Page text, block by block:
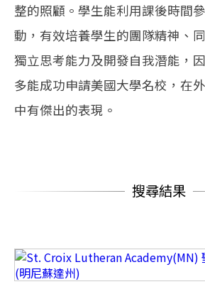
整的照顧。學生能利用課後時間
動，有效培養學生的團隊精神、
獨立思考能力及開發自我潛能，
多能成功申請美國大學名校，在
中有傑出的表現。
搜尋結果